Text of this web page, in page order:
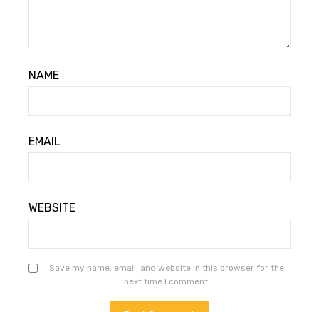
NAME
EMAIL
WEBSITE
Save my name, email, and website in this browser for the
next time I comment.